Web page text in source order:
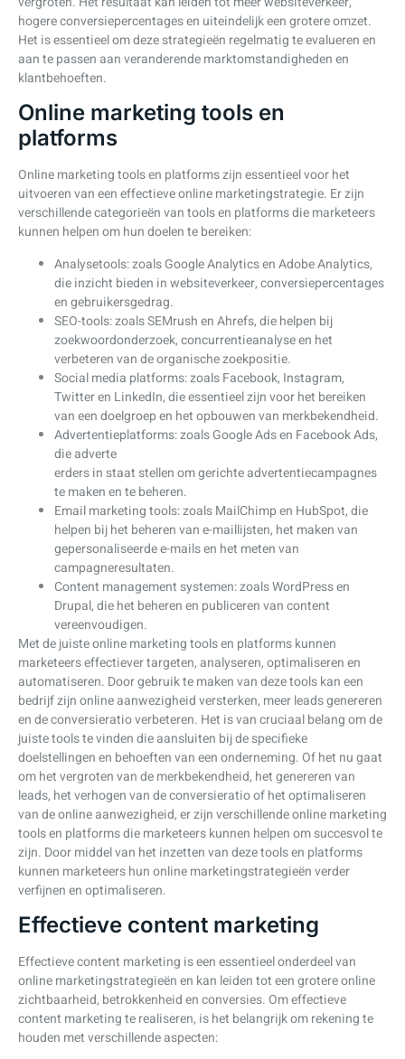
hogere conversiepercentages en uiteindelijk een grotere omzet.
Het is essentieel om deze strategieën regelmatig te evalueren en
aan te passen aan veranderende marktomstandigheden en
klantbehoeften.
Online marketing tools en
platforms
Online marketing tools en platforms zijn essentieel voor het
uitvoeren van een effectieve online marketingstrategie. Er zijn
verschillende categorieën van tools en platforms die marketeers
kunnen helpen om hun doelen te bereiken:
Analysetools: zoals Google Analytics en Adobe Analytics,
die inzicht bieden in websiteverkeer, conversiepercentages
en gebruikersgedrag.
SEO-tools: zoals SEMrush en Ahrefs, die helpen bij
zoekwoordonderzoek, concurrentieanalyse en het
verbeteren van de organische zoekpositie.
Social media platforms: zoals Facebook, Instagram,
Twitter en LinkedIn, die essentieel zijn voor het bereiken
van een doelgroep en het opbouwen van merkbekendheid.
Advertentieplatforms: zoals Google Ads en Facebook Ads,
die adverte
erders in staat stellen om gerichte advertentiecampagnes
te maken en te beheren.
Email marketing tools: zoals MailChimp en HubSpot, die
helpen bij het beheren van e-maillijsten, het maken van
gepersonaliseerde e-mails en het meten van
campagneresultaten.
Content management systemen: zoals WordPress en
Drupal, die het beheren en publiceren van content
vereenvoudigen.
Met de juiste online marketing tools en platforms kunnen
marketeers effectiever targeten, analyseren, optimaliseren en
automatiseren. Door gebruik te maken van deze tools kan een
bedrijf zijn online aanwezigheid versterken, meer leads genereren
en de conversieratio verbeteren. Het is van cruciaal belang om de
juiste tools te vinden die aansluiten bij de specifieke
doelstellingen en behoeften van een onderneming. Of het nu gaat
om het vergroten van de merkbekendheid, het genereren van
leads, het verhogen van de conversieratio of het optimaliseren
van de online aanwezigheid, er zijn verschillende online marketing
tools en platforms die marketeers kunnen helpen om succesvol te
zijn. Door middel van het inzetten van deze tools en platforms
kunnen marketeers hun online marketingstrategieën verder
verfijnen en optimaliseren.
Effectieve content marketing
Effectieve content marketing is een essentieel onderdeel van
online marketingstrategieën en kan leiden tot een grotere online
zichtbaarheid, betrokkenheid en conversies. Om effectieve
content marketing te realiseren, is het belangrijk om rekening te
houden met verschillende aspecten: